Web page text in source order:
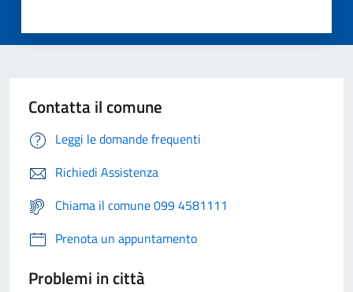
Contatta il comune
Leggi le domande frequenti
Richiedi Assistenza
Chiama il comune 099 4581111
Prenota un appuntamento
Problemi in città